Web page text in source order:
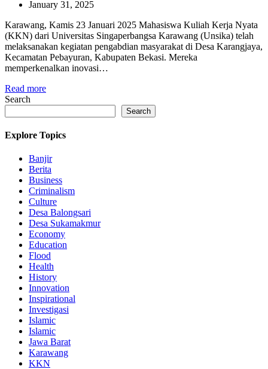
January 31, 2025
Karawang, Kamis 23 Januari 2025 Mahasiswa Kuliah Kerja Nyata
(KKN) dari Universitas Singaperbangsa Karawang (Unsika) telah
melaksanakan kegiatan pengabdian masyarakat di Desa Karangjaya,
Kecamatan Pebayuran, Kabupaten Bekasi. Mereka
memperkenalkan inovasi…
Read more
Search
Search
Explore Topics
Banjir
Berita
Business
Criminalism
Culture
Desa Balongsari
Desa Sukamakmur
Economy
Education
Flood
Health
History
Innovation
Inspirational
Investigasi
Islamic
Islamic
Jawa Barat
Karawang
KKN